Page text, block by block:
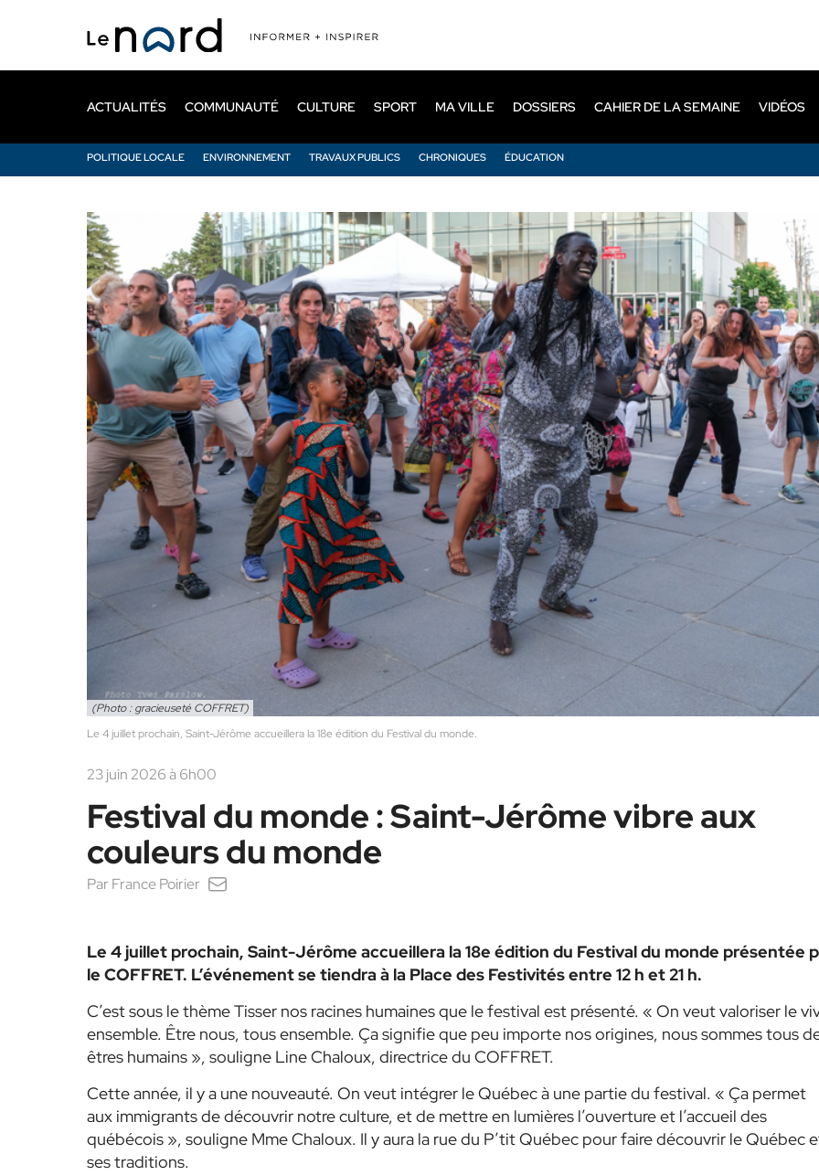
principal
ACTUALITÉS
POLITIQUE LOCALE ENVIRONNEMENT TRAVAUX PUBLICS CHRONIQUES ÉDUCATION
COMMUNAUTÉ CULTURE SPORT MA VILLE DOSSIERS CAHIER DE LA SEMAINE VIDÉOS
(Photo : gracieuseté COFFRET)
Le 4 juillet prochain, Saint-Jérôme accueillera la 18e édition du Festival du monde.
23 juin 2026 à 6h00
Festival du monde : Saint-Jérôme vibre aux
couleurs du monde
Par France Poirier
Le 4 juillet prochain, Saint-Jérôme accueillera la 18e édition du Festival du monde présentée
le COFFRET. L’événement se tiendra à la Place des Festivités entre 12 h et 21 h.
C’est sous le thème Tisser nos racines humaines que le festival est présenté. « On veut valoriser le
ensemble. Être nous, tous ensemble. Ça signifie que peu importe nos origines, nous sommes tous
êtres humains », souligne Line Chaloux, directrice du COFFRET.
Cette année, il y a une nouveauté. On veut intégrer le Québec à une partie du festival. « Ça permet
aux immigrants de découvrir notre culture, et de mettre en lumières l’ouverture et l’accueil des
québécois », souligne Mme Chaloux. Il y aura la rue du P’tit Québec pour faire découvrir le Québec
ses traditions.